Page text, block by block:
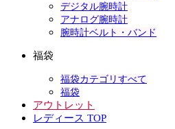
デジタル腕時計
アナログ腕時計
腕時計ベルト・バンド
福袋
福袋カテゴリすべて
福袋
アウトレット
レディース TOP